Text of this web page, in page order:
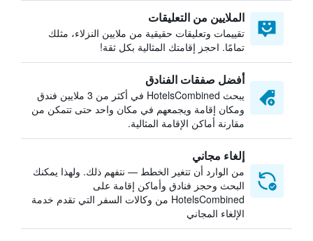
الملايين من التعليقات
تقييمات وتعليقات حقيقية من ملايين النزلاء، مثلك
تمامًا. احجز إقامتك المثالية بكل ثقة!
أفضل صفقات الفنادق
يبحث HotelsCombined في أكثر من 3 ملايين فندق
ومكان إقامة ويجمعهم في مكان واحد حتى تتمكن من
مقارنة أماكن الإقامة المثالية.
إلغاء مجاني
من الوارد أن تتغير الخطط — نتفهم ذلك. ولهذا يمكنك
البحث وحجز فنادق وأماكن إقامة على
HotelsCombined من وكالات السفر التي تقدم خدمة
الإلغاء المجاني